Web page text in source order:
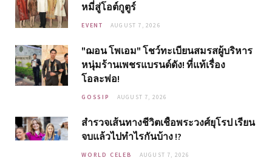
หมี่สู่โอต์กูตูร์
EVENT AUGUST 7, 2026
"ฌอน โพเอม" โชว์ทะเบียนสมรสผู้บริหาร
หนุ่มร้านเพชรแบรนด์ดัง! ที่แท้เรื่อง
โอละพ่อ!
GOSSIP AUGUST 7, 2026
สำรวจเส้นทางชีวิตเชื้อพระวงศ์ยุโรป เรียน
จบแล้วไปทำไรกันบ้าง !?
WORLD CELEB AUGUST 7, 2026